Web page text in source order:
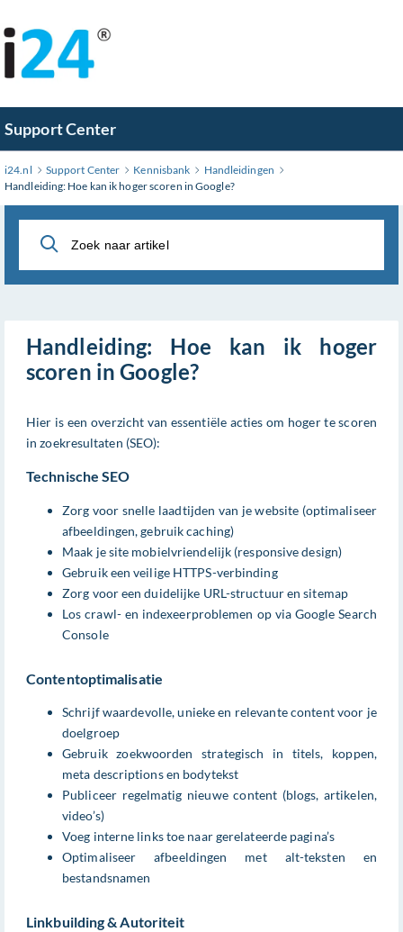
naar
hoofdinhoud
Support Center
i24.nl Support Center Kennisbank
Handleidingen
Handleiding: Hoe kan ik hoger scoren in Google?
Handleiding: Hoe kan ik hoger
scoren in Google?
Hier is een overzicht van essentiële acties om hoger te scoren
in zoekresultaten (SEO):
Technische SEO
Zorg voor snelle laadtijden van je website (optimaliseer
afbeeldingen, gebruik caching)
Maak je site mobielvriendelijk (responsive design)
Gebruik een veilige HTTPS-verbinding
Zorg voor een duidelijke URL-structuur en sitemap
Los crawl- en indexeerproblemen op via Google Search
Console
Contentoptimalisatie
Schrijf waardevolle, unieke en relevante content voor je
doelgroep
Gebruik zoekwoorden strategisch in titels, koppen,
meta descriptions en bodytekst
Publiceer regelmatig nieuwe content (blogs, artikelen,
video’s)
Voeg interne links toe naar gerelateerde pagina’s
Optimaliseer afbeeldingen met alt-teksten en
bestandsnamen
Linkbuilding & Autoriteit